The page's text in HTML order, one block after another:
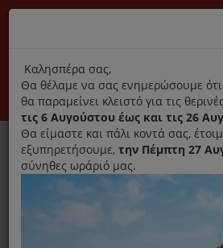
Αποκλειστικά γνήσια ανταλλακτικά
Σύνδεση Εγγραφή
title
Καλησπέρα σας,
Θα θέλαμε να σας ενημερώσουμε
θα παραμείνει κλειστό για τις
τις 6 Αυγούστου έως και τις 26
Θα είμαστε και πάλι κοντά σας,
εξυπηρετήσουμε, την Πέμπτη 27
σύνηθες ωράριό μας.